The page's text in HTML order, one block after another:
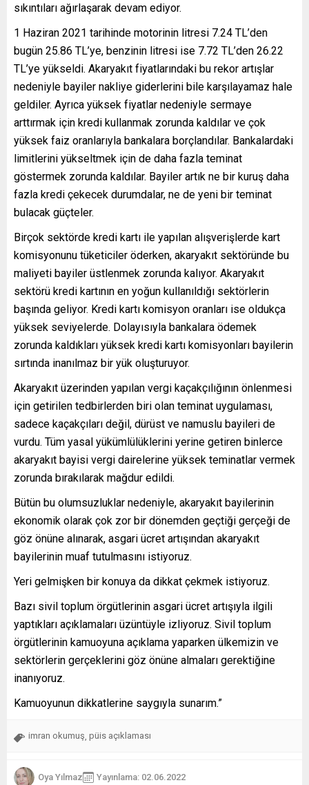
sıkıntıları ağırlaşarak devam ediyor.
1 Haziran 2021 tarihinde motorinin litresi 7.24 TL’den
bugün 25.86 TL’ye, benzinin litresi ise 7.72 TL’den 26.22
TL’ye yükseldi. Akaryakıt fiyatlarındaki bu rekor artışlar
nedeniyle bayiler nakliye giderlerini bile karşılayamaz hale
geldiler. Ayrıca yüksek fiyatlar nedeniyle sermaye
arttırmak için kredi kullanmak zorunda kaldılar ve çok
yüksek faiz oranlarıyla bankalara borçlandılar. Bankalardaki
limitlerini yükseltmek için de daha fazla teminat
göstermek zorunda kaldılar. Bayiler artık ne bir kuruş daha
fazla kredi çekecek durumdalar, ne de yeni bir teminat
bulacak güçteler.
Birçok sektörde kredi kartı ile yapılan alışverişlerde kart
komisyonunu tüketiciler öderken, akaryakıt sektöründe bu
maliyeti bayiler üstlenmek zorunda kalıyor. Akaryakıt
sektörü kredi kartının en yoğun kullanıldığı sektörlerin
başında geliyor. Kredi kartı komisyon oranları ise oldukça
yüksek seviyelerde. Dolayısıyla bankalara ödemek
zorunda kaldıkları yüksek kredi kartı komisyonları bayilerin
sırtında inanılmaz bir yük oluşturuyor.
Akaryakıt üzerinden yapılan vergi kaçakçılığının önlenmesi
için getirilen tedbirlerden biri olan teminat uygulaması,
sadece kaçakçıları değil, dürüst ve namuslu bayileri de
vurdu. Tüm yasal yükümlülüklerini yerine getiren binlerce
akaryakıt bayisi vergi dairelerine yüksek teminatlar vermek
zorunda bırakılarak mağdur edildi.
Bütün bu olumsuzluklar nedeniyle, akaryakıt bayilerinin
ekonomik olarak çok zor bir dönemden geçtiği gerçeği de
göz önüne alınarak, asgari ücret artışından akaryakıt
bayilerinin muaf tutulmasını istiyoruz.
Yeri gelmişken bir konuya da dikkat çekmek istiyoruz.
Bazı sivil toplum örgütlerinin asgari ücret artışıyla ilgili
yaptıkları açıklamaları üzüntüyle izliyoruz. Sivil toplum
örgütlerinin kamuoyuna açıklama yaparken ülkemizin ve
sektörlerin gerçeklerini göz önüne almaları gerektiğine
inanıyoruz.
Kamuoyunun dikkatlerine saygıyla sunarım.”
imran okumuş püis açıklaması
Oya Yılmaz
Yayınlama: 02.06.2022